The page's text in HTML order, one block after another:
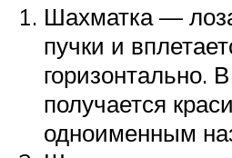
Шахматка —
пучки и
горизонтально.
получается
одноименным